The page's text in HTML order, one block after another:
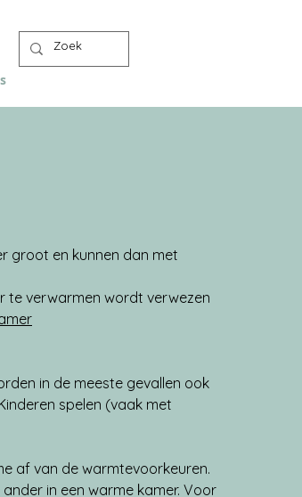
groot en kunnen dan met
te verwarmen wordt verwezen
in de meeste gevallen ook
spelen (vaak met
af van de warmtevoorkeuren.
in een warme kamer. Voor